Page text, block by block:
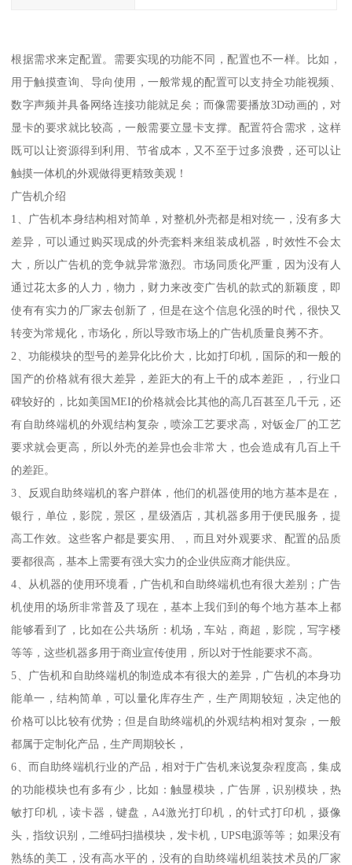
根据需求来定配置。需要实现的功能不同，配置也不一样。比如，
用于触摸查询、导向使用，一般常规的配置可以支持全功能视频、
数字声频并具备网络连接功能就足矣；而像需要播放3D动画的，对
显卡的要求就比较高，一般需要立显卡支撑。配置符合需求，这样
既可以让资源得到利用、节省成本，又不至于过多浪费，还可以让
触摸一体机的外观做得更精致美观！
广告机介绍
1、广告机本身结构相对简单，对整机外壳都是相对统一，没有多大
差异，可以通过购买现成的外壳套料来组装成机器，时效性不会太
大，所以广告机的竞争就异常激烈。市场同质化严重，因为没有人
通过花太多的人力，物力，财力来改变广告机的款式的新颖度，即
使有有实力的厂家去创新了，但是在这个信息化强的时代，很快又
转变为常规化，市场化，所以导致市场上的广告机质量良莠不齐。
2、功能模块的型号的差异化比价大，比如打印机，国际的和一般的
国产的价格就有很大差异，差距大的有上千的成本差距，，行业口
碑较好的，比如美国MEI的价格就会比其他的高几百甚至几千元，还
有自助终端机的外观结构复杂，喷涂工艺要求高，对钣金厂的工艺
要求就会更高，所以外壳的差异也会非常大，也会造成有几百上千
的差距。
3、反观自助终端机的客户群体，他们的机器使用的地方基本是在，
银行，单位，影院，景区，星级酒店，其机器多用于便民服务，提
高工作效。这些客户都是要实用、，而且对外观要求、配置的品质
要都很高，基本上需要有强大实力的企业供应商才能供应。
4、从机器的使用环境看，广告机和自助终端机也有很大差别；广告
机使用的场所非常普及了现在，基本上我们到的每个地方基本上都
能够看到了，比如在公共场所：机场，车站，商超，影院，写字楼
等等，这些机器多用于商业宣传使用，所以对于性能要求不高。
5、广告机和自助终端机的制造成本有很大的差异，广告机的本身功
能单一，结构简单，可以量化库存生产，生产周期较短，决定他的
价格可以比较有优势；但是自助终端机的外观结构相对复杂，一般
都属于定制化产品，生产周期较长，
6、而自助终端机行业的产品，相对于广告机来说复杂程度高，集成
的功能模块也有多有少，比如：触显模块，广告屏，识别模块，热
敏打印机，读卡器，键盘，A4激光打印机，的针式打印机，摄像
头，指纹识别，二维码扫描模块，发卡机，UPS电源等等；如果没有
熟练的美工，没有高水平的，没有的自助终端机组装技术员的厂家